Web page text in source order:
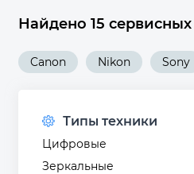
Найдено 15
Canon Nikon Sony
Типы техники
Цифровые
Зеркальные